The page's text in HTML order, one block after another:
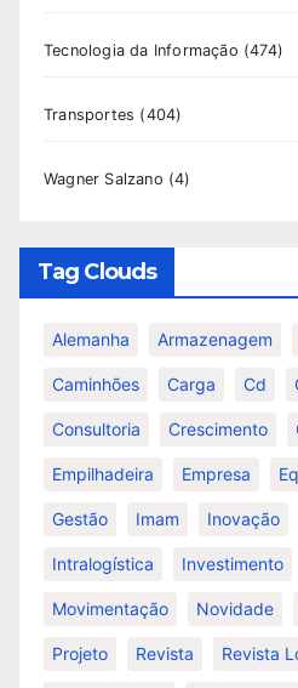
Tecnologia da Informação (474)
Transportes (404)
Wagner Salzano (4)
Tag Clouds
Alemanha Armazenagem
Caminhões Carga Cd
Consultoria Crescimento
Empilhadeira Empresa
Gestão Imam Inovação
Intralogística Investimento
Movimentação Novidade
Projeto Revista Revista